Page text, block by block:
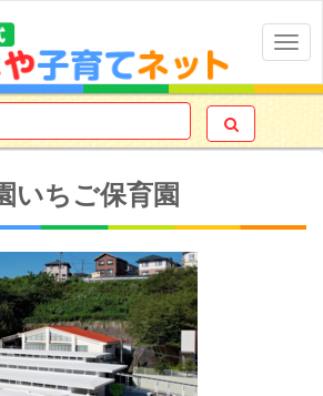

いちご保育園